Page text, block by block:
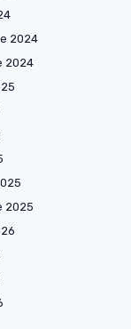
2024
2024
2025